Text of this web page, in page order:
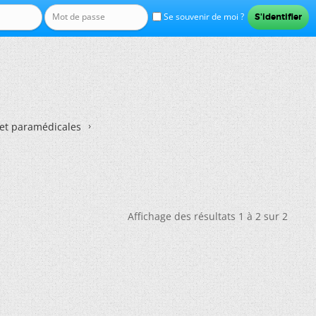
Se souvenir de moi ?
paramédicales
Affichage des résultats 1 à 2 sur 2